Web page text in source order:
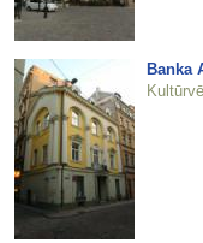
Banka